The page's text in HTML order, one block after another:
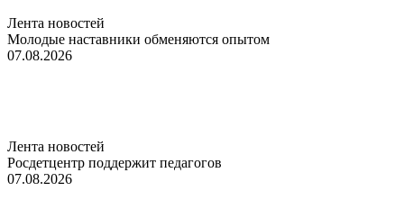
Лента новостей
Молодые наставники обменяются опытом
07.08.2026
Лента новостей
Росдетцентр поддержит педагогов
07.08.2026